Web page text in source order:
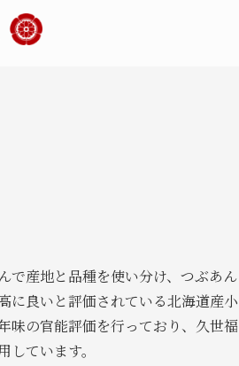
で産地と品種を使い分け、つぶあん
に良いと評価されている北海道産小
味の官能評価を行っており、久世福
ています。